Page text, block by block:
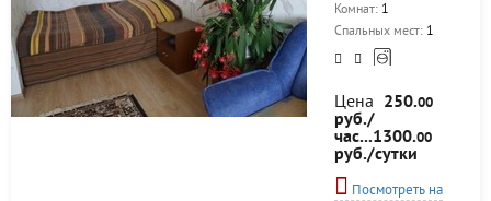
Комнат: 1
Спальных мест: 1
Цена 250.00
руб./
час...1300.00
руб./сутки
Посмотреть на